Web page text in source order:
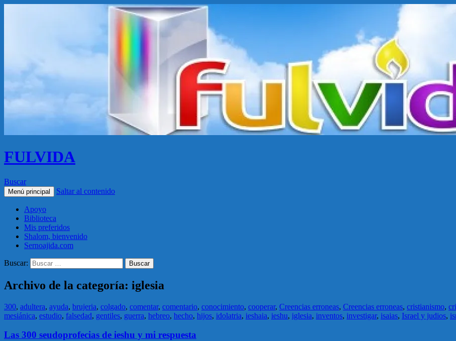
FULVIDA
Buscar
Menú principal Saltar al contenido
Apoyo
Biblioteca
Mis preferidos
Shalom, bienvenido
Sernoajida.com
Buscar:
Archivo de la categoría: iglesia
300, adultera, ayuda, brujeria, colgado, comentar, comentario, conocimiento, cooperar, Creencias erroneas, Creencias erroneas, cristianismo,
mesiánica, estudio, falsedad, gentiles, guerra, hebreo, hecho, hijos, idolatria, ieshaia, ieshu, iglesia, inventos, investigar, isaias, Israel y judios,
Las 300 seudoprofecias de ieshu y mi respuesta